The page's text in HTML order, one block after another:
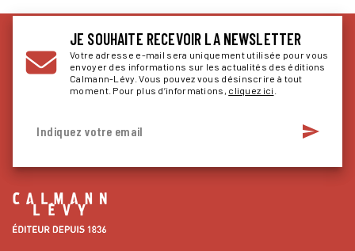
JE SOUHAITE RECEVOIR LA NEWSLETTER
Votre adresse e-mail sera uniquement utilisée pour vous
envoyer des informations sur les actualités des éditions
Calmann-Lévy. Vous pouvez vous désinscrire à tout
moment. Pour plus d’informations, cliquez ici
Indiquez votre email send